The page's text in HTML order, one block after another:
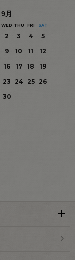
9月
WED THU FRI SAT
2 3 4
5
9 10 11
12
16 17 18
19
23 24 25
26
30